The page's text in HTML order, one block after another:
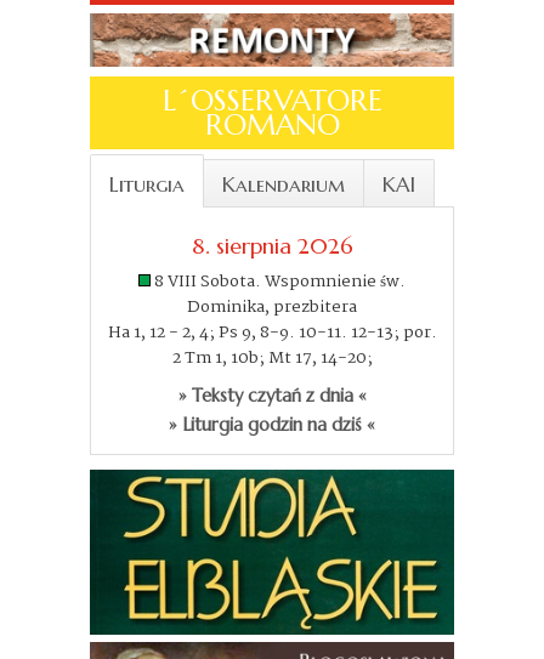
L´OSSERVATORE
ROMANO
Liturgia Kalendarium KAI
8. sierpnia 2026
8 VIII Sobota. Wspomnienie św.
Dominika, prezbitera
Ha 1, 12 - 2, 4; Ps 9, 8-9. 10-11. 12-13; por.
2 Tm 1, 10b; Mt 17, 14-20;
» Teksty czytań z dnia «
» Liturgia godzin na dziś «